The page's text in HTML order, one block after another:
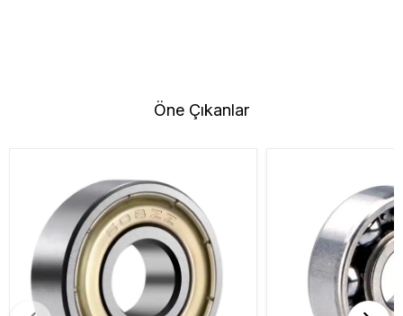
Öne Çıkanlar